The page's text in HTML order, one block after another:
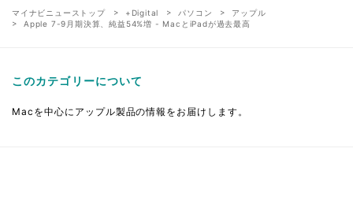
マイナビニューストップ +Digital パソコン
アップル
Apple 7-9月期決算、純益54%増 - MacとiPadが過去最高
このカテゴリーについて
Macを中心にアップル製品の情報をお届けします。